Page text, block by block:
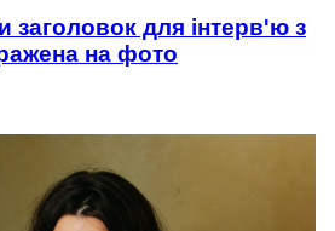
заголовок для інтерв'ю з
на фото